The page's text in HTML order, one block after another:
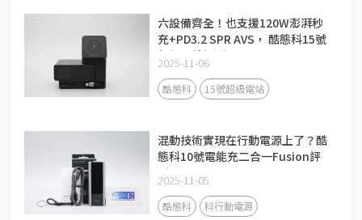
六設備齊全！也支援120W澎湃秒
充+PD3.2 SPR AVS， 酷態科15號
超級電站評測
2025-11-06
酷態科 15號超級電站
混動技術實現在行動電源上了？酷
態科10號電能充二合一Fusion評
測
2025-11-05
酷態科 科行動電源